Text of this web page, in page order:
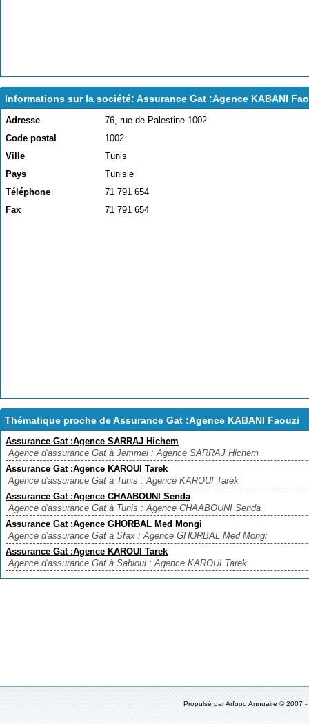
Informations sur la société: Assurance Gat :Agence KABANI
Adresse
76, rue de Palestine 1002
Code postal
1002
Ville
Tunis
Pays
Tunisie
Téléphone
71 791 654
Fax
71 791 654
Thématique proche de Assurance Gat :Agence KABANI Faouzi
Assurance Gat :Agence SARRAJ Hichem
Agence d'assurance Gat à Jemmel : Agence SARRAJ Hichem
Assurance Gat :Agence KAROUI Tarek
Agence d'assurance Gat à Tunis : Agence KAROUI Tarek
Assurance Gat :Agence CHAABOUNI Senda
Agence d'assurance Gat à Tunis : Agence CHAABOUNI Senda
Assurance Gat :Agence GHORBAL Med Mongi
Agence d'assurance Gat à Sfax : Agence GHORBAL Med Mongi
Assurance Gat :Agence KAROUI Tarek
Agence d'assurance Gat à Sahloul : Agence KAROUI Tarek
Propulsé parArfooo Annuaire © 2007